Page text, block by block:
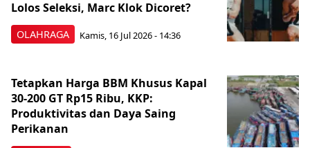
OLAHRAGA
Lolos Seleksi, Marc Klok Dicoret?
Kamis, 16 Jul 2026 - 14:36
Tetapkan Harga BBM Khusus Kapal
30-200 GT Rp15 Ribu, KKP:
Produktivitas dan Daya Saing
Perikanan